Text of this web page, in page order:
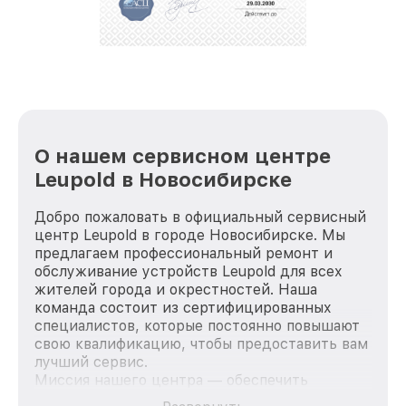
репутацию. Мы постоянно совершенствуемся и
О нашем сервисном центре
Leupold в Новосибирске
Добро пожаловать в официальный сервисный
центр Leupold в городе Новосибирске. Мы
предлагаем профессиональный ремонт и
обслуживание устройств Leupold для всех
жителей города и окрестностей. Наша
команда состоит из сертифицированных
специалистов, которые постоянно повышают
свою квалификацию, чтобы предоставить вам
лучший сервис.
Миссия нашего центра — обеспечить
качественный и доступный ремонт для